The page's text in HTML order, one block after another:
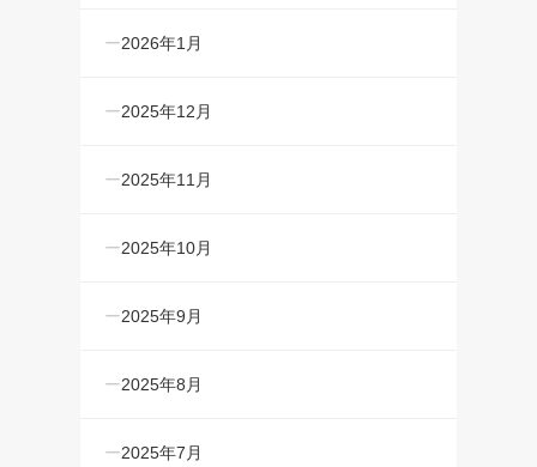
2026年1月
2025年12月
2025年11月
2025年10月
2025年9月
2025年8月
2025年7月